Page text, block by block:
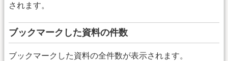
されます。
ブックマークした資料の件数
ブックマークした資料の全件数が表示されます。